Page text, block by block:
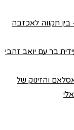
תקווה לאכזבה
בר עם יואב זהבי
והזינוק של